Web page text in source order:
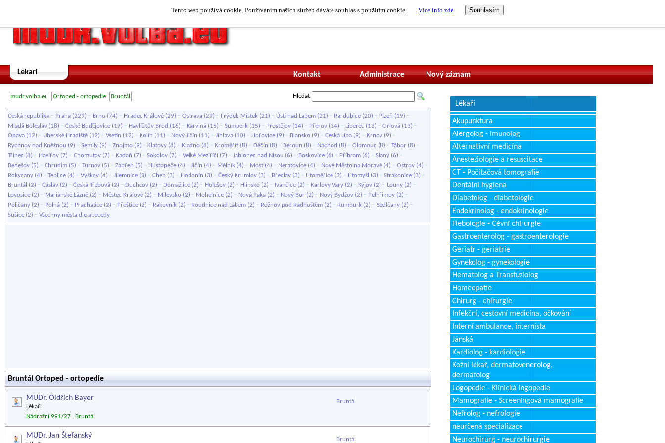
Tento web používá cookie. Používáním našich služeb dáváte souhlas s použitím cookie. Více info zde
Lekari Nový záznam
Administrace
Kontakt
mudr.volba.eu Ortoped - ortopedie Bruntál Hledat
Česká republika - Praha (229) - Brno (74) - Hradec Králové (29) - Ostrava (29) - Frýdek-Místek (21) - Ústí nad Labem (21) - Pardubice (20) - Plzeň (19) -
Mladá Boleslav (18) - České Budějovice (17) - Havlíčkův Brod (16) - Karviná (15) - Šumperk (15) - Prostějov (14) - Přerov (14) - Liberec (13) - Orlová (13) -
Opava (12) - Uherské Hradiště (12) - Vsetín (12) - Kolín (11) - Nový Jičín (11) - Jihlava (10) - Hořovice (9) - Blansko (9) - Česká Lípa (9) - Krnov (9) -
Rychnov nad Kněžnou (9) - Semily (9) - Znojmo (9) - Klatovy (8) - Kladno (8) - Kroměříž (8) - Děčín (8) - Beroun (8) - Náchod (8) - Olomouc (8) - Tábor (8) -
Třinec (8) - Havířov (7) - Chomutov (7) - Kadaň (7) - Sokolov (7) - Velké Meziříčí (7) - Jablonec nad Nisou (6) - Boskovice (6) - Příbram (6) - Slaný (6) -
Benešov (5) - Chrudim (5) - Turnov (5) - Zábřeh (5) - Hustopeče (4) - Jičín (4) - Mělník (4) - Most (4) - Neratovice (4) - Nové Město na Moravě (4) - Ostrov (4) -
Rokycany (4) - Teplice (4) - Vyškov (4) - Jilemnice (3) - Cheb (3) - Hodonín (3) - Český Krumlov (3) - Břeclav (3) - Litoměřice (3) - Litomyšl (3) - Strakonice (3) -
Bruntál (2) - Čáslav (2) - Česká Třebová (2) - Duchcov (2) - Domažlice (2) - Holešov (2) - Hlinsko (2) - Ivančice (2) - Karlovy Vary (2) - Kyjov (2) - Louny (2) -
Lovosice (2) - Mariánské Lázně (2) - Městec Králové (2) - Milevsko (2) - Mohelnice (2) - Nová Paka (2) - Nový Bor (2) - Nový Bydžov (2) - Pelhřimov (2) -
Poličany (2) - Polná (2) - Prachatice (2) - Přeštice (2) - Rakovník (2) - Roudnice nad Labem (2) - Rožnov pod Radhoštěm (2) - Rumburk (2) - Sedlčany (2) -
Sušice (2) - Všechny města dle abecedy
Bruntál Ortoped - ortopedie
MUDr. Oldřich Bayer
Lékaři
Bruntál
Nádražní 991/27 , Bruntál
MUDr. Jan Štefanský Bruntál
Lékaři
Akupunktura
Alergolog - imunolog
Alternativní medicína
Anesteziologie a resuscitace
CT - Počítačová tomografie
Dentální hygiena
Diabetolog - diabetologie
Endokrinolog - endokrinologie
Flebologie - Cévní chirurgie
Gastroenterolog - gastroenterologie
Geriatr - geriatrie
Gynekolog - gynekologie
Hematolog a Transfuziolog
Homeopatie
Chirurg - chirurgie
Infekční, cestovní medicína, očkování
Interní ambulance, internista
Jánská
Kardiolog - kardiologie
Kožní lékař, dermatovenerolog,
dermatolog
Logopedie - Klinická logopedie
Mamografie - Screeningová mamografie
Nefrolog - nefrologie
neurčená specializace
Neurochirurg - neurochirurgie